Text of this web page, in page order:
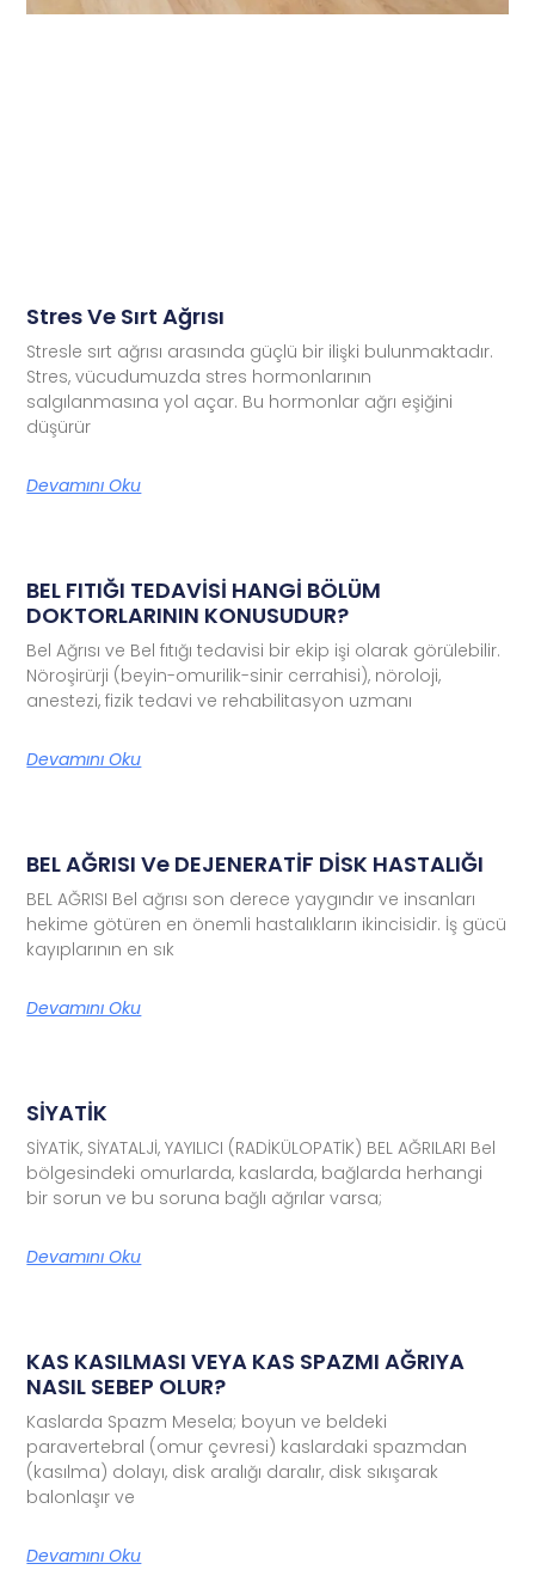
Stres Ve Sırt Ağrısı
Stresle sırt ağrısı arasında güçlü bir ilişki bulunmaktadır.
Stres, vücudumuzda stres hormonlarının
salgılanmasına yol açar. Bu hormonlar ağrı eşiğini
düşürür
Devamını Oku
BEL FITIĞI TEDAVİSİ HANGİ BÖLÜM
DOKTORLARININ KONUSUDUR?
Bel Ağrısı ve Bel fıtığı tedavisi bir ekip işi olarak görülebilir.
Nöroşirürji (beyin-omurilik-sinir cerrahisi), nöroloji,
anestezi, fizik tedavi ve rehabilitasyon uzmanı
Devamını Oku
BEL AĞRISI Ve DEJENERATİF DİSK HASTALIĞI
BEL AĞRISI Bel ağrısı son derece yaygındır ve insanları
hekime götüren en önemli hastalıkların ikincisidir. İş gücü
kayıplarının en sık
Devamını Oku
SİYATİK
SİYATİK, SİYATALJİ, YAYILICI (RADİKÜLOPATİK) BEL AĞRILARI Bel
bölgesindeki omurlarda, kaslarda, bağlarda herhangi
bir sorun ve bu soruna bağlı ağrılar varsa;
Devamını Oku
KAS KASILMASI VEYA KAS SPAZMI AĞRIYA
NASIL SEBEP OLUR?
Kaslarda Spazm Mesela; boyun ve beldeki
paravertebral (omur çevresi) kaslardaki spazmdan
(kasılma) dolayı, disk aralığı daralır, disk sıkışarak
balonlaşır ve
Devamını Oku